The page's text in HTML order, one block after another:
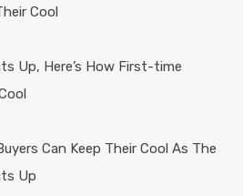
Cool
Up, Here’s How First-time
Can Keep Their Cool As The
Up